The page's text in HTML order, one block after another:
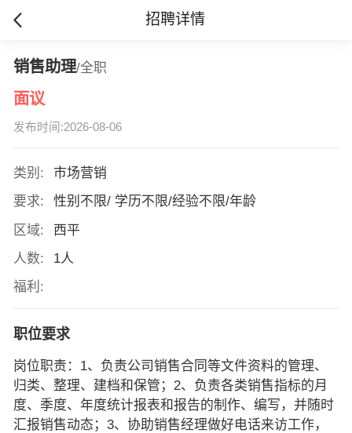
招聘详情
销售助理/全职
面议
发布时间:2026-08-06
类别:
市场营销
要求:
性别不限/ 学历不限/经验不限/年龄
区域:
西平
人数:
1人
福利:
职位要求
岗位职责：1、负责公司销售合同等文件资料的管理、
归类、整理、建档和保管；2、负责各类销售指标的月
度、季度、年度统计报表和报告的制作、编写，并随时
汇报销售动态；3、协助销售经理做好电话来访工作，